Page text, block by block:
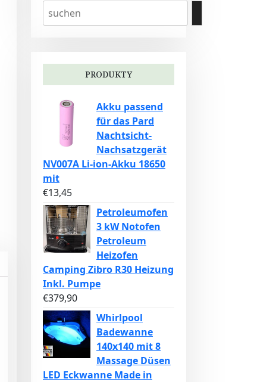
PRODUKTY
Akku passend
für das Pard
Nachtsicht-
Nachsatzgerät
NV007A Li-ion-Akku 18650
mit
€13,45
Petroleumofen
3 kW Notofen
Petroleum
Heizofen
Camping Zibro R30 Heizung
Inkl. Pumpe
€379,90
Whirlpool
Badewanne
140x140 mit 8
Massage Düsen
LED Eckwanne Made in